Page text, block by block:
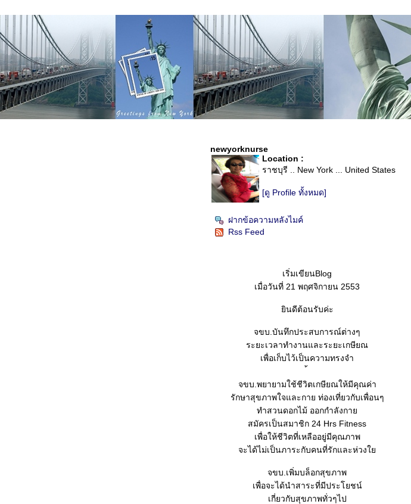
newyorknurse
Location :
ราชบุรี .. New York ... United States
[ดู Profile ทั้งหมด]
ฝากข้อความหลังไมค์
Rss Feed
เริ่มเขียนBlog
เมื่อวันที่ 21 พฤศจิกายน 2553
ยินดีต้อนรับค่ะ
จขบ.บันทึกประสบการณ์ต่างๆ
ระยะเวลาทำงานและระยะเกษียณ
เพื่อเก็บไว้เป็นความทรงจำ
จขบ.พยายามใช้ชีวิตเกษียณให้มีคุณค่า
รักษาสุขภาพใจและกาย ท่องเที่ยวกับเพื่อนๆ
ทำสวนดอกไม้ ออกกำลังกาย
สมัครเป็นสมาชิก 24 Hrs Fitness
เพื่อให้ชีวิตที่เหลืออยู่มีคุณภาพ
จะได้ไม่เป็นภาระกับคนที่รักและห่วงใย
จขบ.เพิ่มบล็อกสุขภาพ
เพื่อจะได้นำสาระที่มีประโยชน์
เกี่ยวกับสุขภาพทั่วๆไป